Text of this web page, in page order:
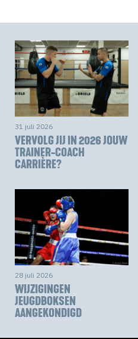
31 juli 2026
VERVOLG JIJ IN 2026 JOUW
TRAINER-COACH
CARRIÈRE?
28 juli 2026
WIJZIGINGEN
JEUGDBOKSEN
AANGEKONDIGD